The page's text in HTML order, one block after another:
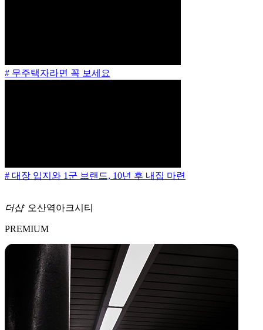
# 무주택자라면 꼭 보세요
# 대장 입지와 1군 브랜드, 10년 후 내집 마련
더샵 오산역아크시티
PREMIUM